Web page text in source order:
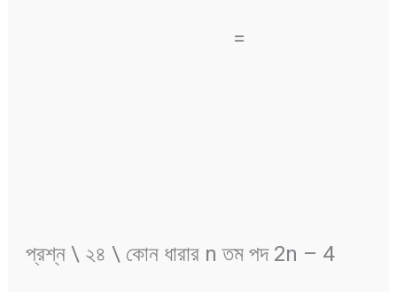
=
প্রশ্ন \ ২৪ \ কোন ধারার n তম পদ 2n – 4